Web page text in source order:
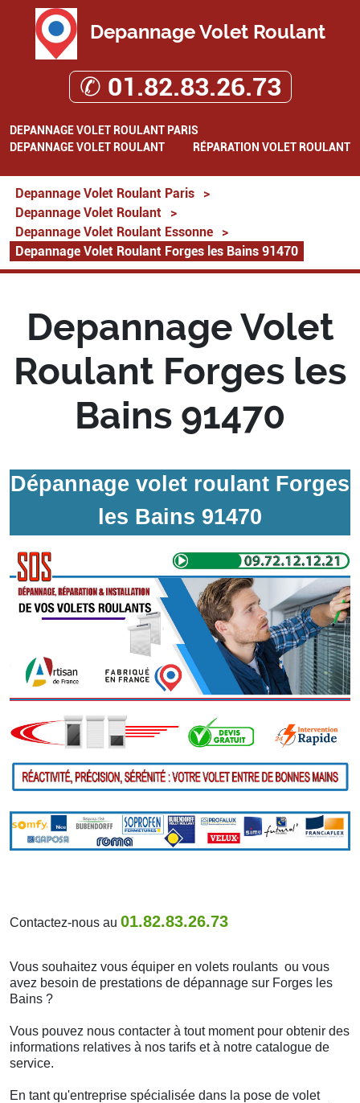
Depannage Volet Roulant
✆ 01.82.83.26.73
DEPANNAGE VOLET ROULANT PARIS
DEPANNAGE VOLET ROULANT
RÉPARATION VOLET ROULANT
Depannage Volet Roulant Paris
>
Depannage Volet Roulant
>
Depannage Volet Roulant Essonne
>
Depannage Volet Roulant Forges les Bains 91470
Depannage Volet
Roulant Forges les
Bains 91470
Dépannage volet roulant Forges
les Bains 91470
Contactez-nous au 01.82.83.26.73
Vous souhaitez vous équiper en volets roulants ou vous
avez besoin de prestations de dépannage sur Forges les
Bains ?
Vous pouvez nous contacter à tout moment pour obtenir des
informations relatives à nos tarifs et à notre catalogue de
service.
En tant qu'entreprise spécialisée dans la pose de volet